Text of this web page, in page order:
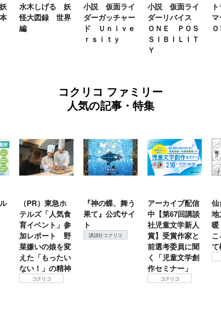
水木しげる 妖
怪大図録 世界
編
小説 仮面ライ
ダーガッチャー
ド Ｕｎｉｖｅ
ｒｓｉｔｙ
小説 仮面ライ
ダーリバイス
ＯＮＥ ＰＯＳ
ＳＩＢＩＬＩＴ
Ｙ
コクリコ ファミリー
人気の記事・特集
（PR）東急ホ
テルズ「人気食
育イベント」参
加レポート 野
菜嫌いの娘を変
えた「もったい
ない！」の精神
コクリコ
『神の蝶、舞う
果て』公式サイ
ト
講談社コクリコ
アーカイブ配信
中【第67回講談
社児童文学新人
賞】受賞作家と
前選考委員に聞
く「児童文学創
作セミナー」
コクリコ
仙
地
て